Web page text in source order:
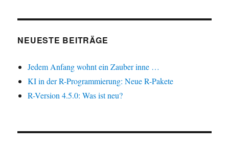
NEUESTE BEITRÄGE
Jedem Anfang wohnt ein Zauber inne …
KI in der R-Programmierung: Neue R-Pakete
R-Version 4.5.0: Was ist neu?